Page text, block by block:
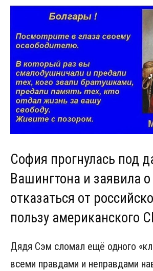
София прогнулась под
Вашингтона и заявила
отказаться от
пользу американского
Дядя Сэм сломал ещё одного
всеми правдами и неправдами